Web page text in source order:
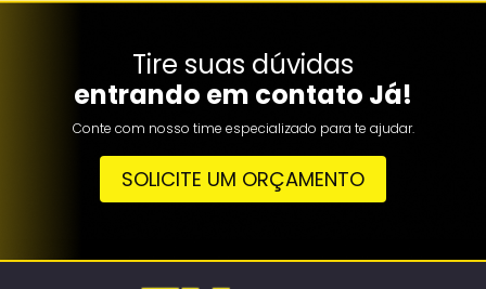
Tire suas dúvidas
entrando em contato Já!
Conte com nosso time especializado para te ajudar.
SOLICITE UM ORÇAMENTO